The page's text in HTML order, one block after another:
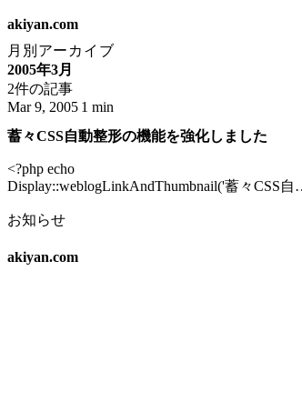
akiyan.com
月別アーカイブ
2005年3月
2件の記事
Mar 9, 2005 1 min
蓄々CSS自動整形の機能を強化しました
<?php echo
Display::weblogLinkAndThumbnail('蓄々CSS自
FALSE) ?> <p><a href="/css_beautifier">蓄々CSS
準方式での整形機能を追加しました。</p> <p>
お知らせ
akiyan.com